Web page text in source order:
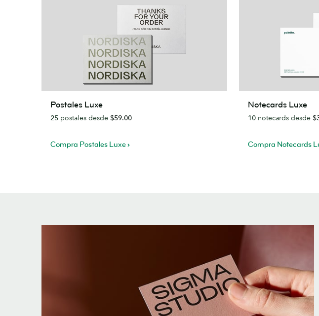
LuxePostales Luxe
25 postales desde $59.00
Compra Postales Luxe
LuxeNotecards Luxe
10 notecards desde
Compra Notecards